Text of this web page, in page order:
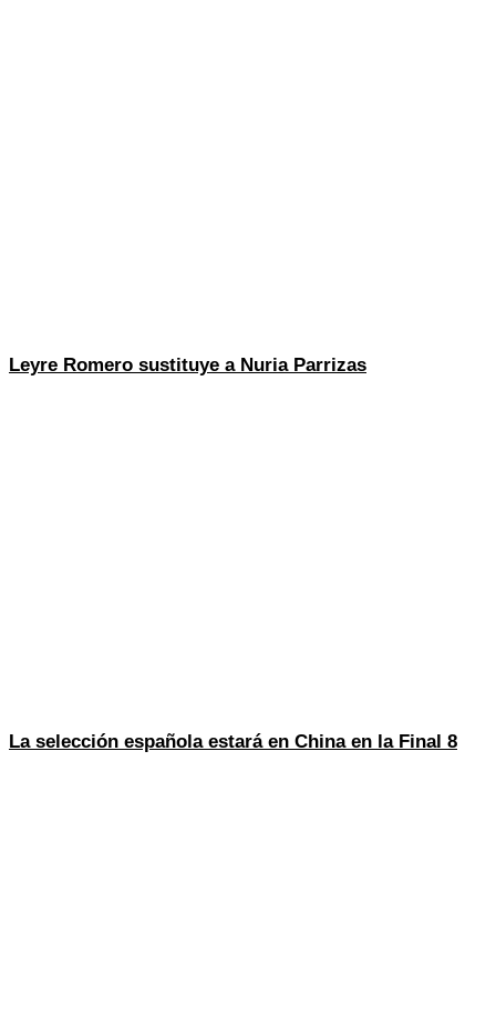
Leyre Romero sustituye a Nuria Parrizas
La selección española estará en China en la Final 8